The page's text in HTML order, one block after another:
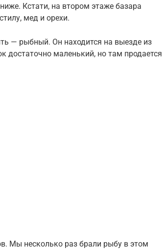
Кстати, на втором этаже базара
мед и орехи.
— рыбный. Он находится на выезде из
достаточно маленький, но там продается
Мы несколько раз брали рыбу в этом